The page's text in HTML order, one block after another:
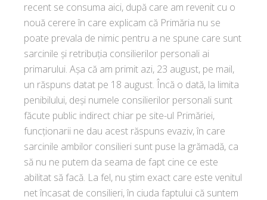
recent se consuma aici, după care am revenit cu o
nouă cerere în care explicam că Primăria nu se
poate prevala de nimic pentru a ne spune care sunt
sarcinile și retribuția consilierilor personali ai
primarului. Așa că am primit azi, 23 august, pe mail,
un răspuns datat pe 18 august. Încă o dată, la limita
penibilului, deși numele consilierilor personali sunt
făcute public indirect chiar pe site-ul Primăriei,
funcționarii ne dau acest răspuns evaziv, în care
sarcinile ambilor consilieri sunt puse la grămadă, ca
să nu ne putem da seama de fapt cine ce este
abilitat să facă. La fel, nu știm exact care este venitul
net încasat de consilieri, în ciuda faptului că suntem